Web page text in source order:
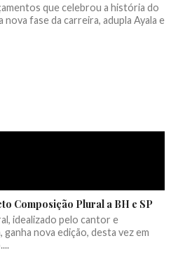
que celebrou a história do
fase da carreira, adupla Ayala e
Composição Plural a BH e SP
idealizado pelo cantor e
nova edição, desta vez em